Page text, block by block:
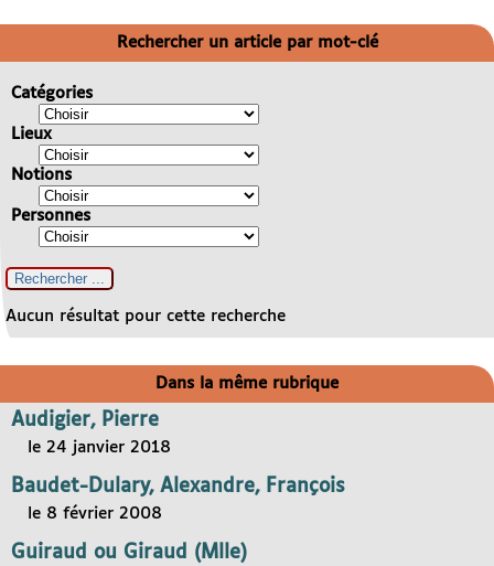
Rechercher un article par mot-clé
Catégories
Lieux
Notions
Personnes
Aucun résultat pour cette recherche
Dans la même rubrique
Audigier, Pierre
le 24 janvier 2018
Baudet-Dulary, Alexandre, François
le 8 février 2008
Guiraud ou Giraud (Mlle)